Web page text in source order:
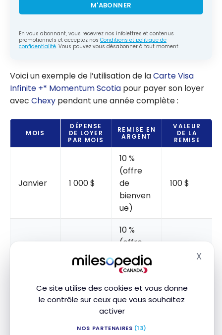
Ce site utilise des cookies et vous donne
le contrôle sur ceux que vous souhaitez
activer
NOS PARTENAIRES (13)
X
M'ABONNER
En vous abonnant, vous recevrez nos infolettres et contenus
promotionnels et acceptez nos Conditions et politique de
confidentialité. Vous pouvez vous désabonner à tout moment.
Voici un exemple de l’utilisation de laCarte Visa
Infinite +* Momentum Scotia pour payer son loyer
avec Chexy pendant une année complète :
MOIS
DÉPENSE
DE LOYER
PAR MOIS
REMISE EN
ARGENT
VALEUR
DE LA
REMISE
Janvier 1 000 $
10 %
(offre
de
bienven
ue)
100 $
1 000 $
10 %
(offre
de
bienven
1 000 $ 4 %
40 $